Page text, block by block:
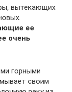
вытекающих
ее
очень
горными
своим